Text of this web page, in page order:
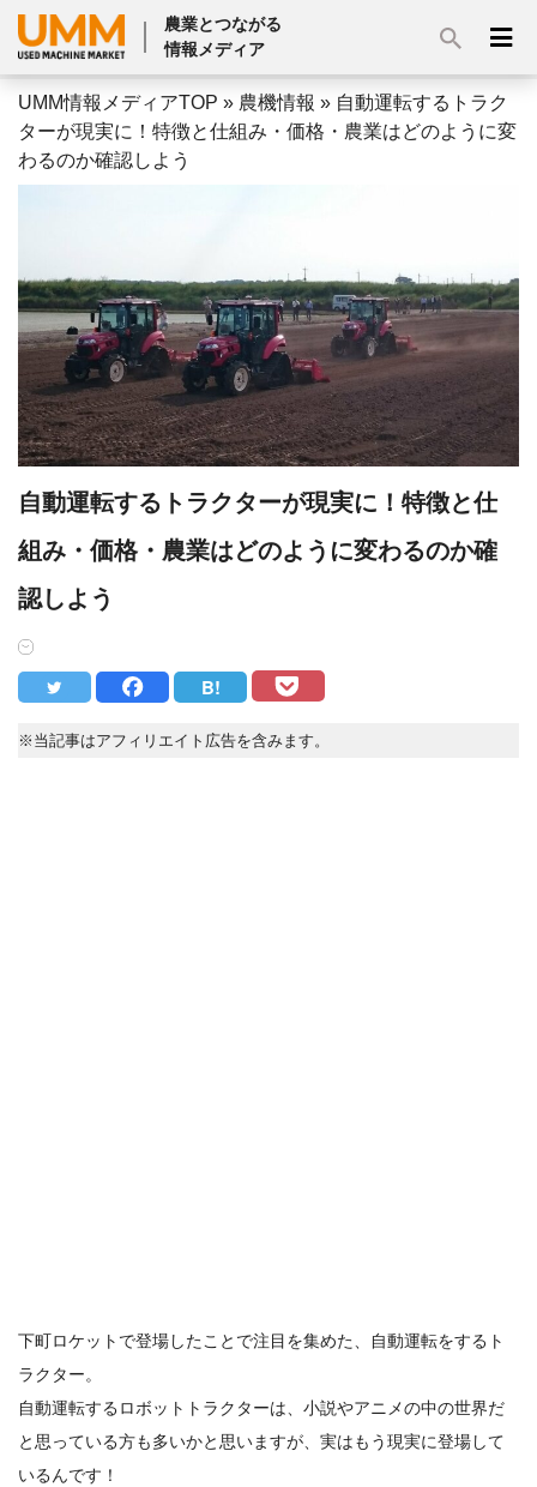
農業とつながる
情報メディア
UMM情報メディアTOP » 農機情報 » 自動運転するトラク
ターが現実に！特徴と仕組み・価格・農業はどのように変
わるのか確認しよう
自動運転するトラクターが現実に！特徴と仕
組み・価格・農業はどのように変わるのか確
認しよう
B!
※当記事はアフィリエイト広告を含みます。
下町ロケットで登場したことで注目を集めた、自動運転をするト
ラクター。
自動運転するロボットトラクターは、小説やアニメの中の世界だ
と思っている方も多いかと思いますが、実はもう現実に登場して
いるんです！